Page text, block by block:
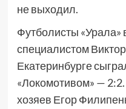
не выходил.
Футболисты «Урала»
специалистом
Екатеринбурге
«Локомотивом» —
хозяев Егор